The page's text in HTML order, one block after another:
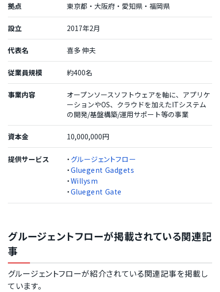
拠点 東京都・大阪府・愛知県・福岡県
設立 2017年2月
代表名 喜多 伸夫
従業員規模 約400名
事業内容
オープンソースソフトウェアを軸に、アプリケ
ーションやOS、クラウドを加えたITシステム
の開発/基盤構築/運用サポート等の事業
資本金 10,000,000円
提供サービス ・ グルージェントフロー
・Gluegent Gadgets
・Willysm
・Gluegent Gate
グルージェントフローが掲載されている関連記
事
グルージェントフローが紹介されている関連記事を掲載し
ています。